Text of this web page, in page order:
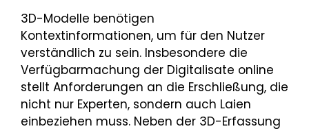
3D-Modelle benötigen
Kontextinformationen, um für den Nutzer
verständlich zu sein. Insbesondere die
Verfügbarmachung der Digitalisate online
stellt Anforderungen an die Erschließung, die
nicht nur Experten, sondern auch Laien
einbeziehen muss. Neben der 3D-Erfassung